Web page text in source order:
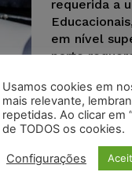
requerida a
em nível
parte
Usamos cookies em
mais relevante,
repetidas. Ao clicar em
de TODOS os cookies.
Configurações